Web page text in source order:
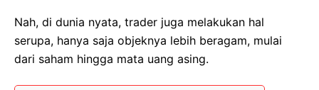
Nah, di dunia nyata, trader juga melakukan hal
serupa, hanya saja objeknya lebih beragam, mulai
dari saham hingga mata uang asing.